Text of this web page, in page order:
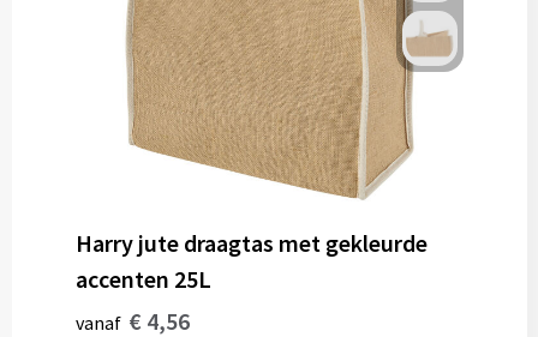
Gereedschap
Persoonlijke verzorging
Zonnebrillen
Verpakkingen
Pashouders
Harry jute draagtas met gekleurde
accenten 25L
vanaf € 4,56